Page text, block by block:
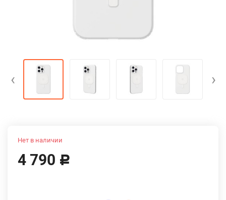
‹ ›
Нет в наличии
4 790 Р